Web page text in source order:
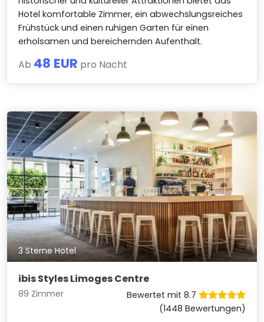
Hotel komfortable Zimmer, ein abwechslungsreiches
Frühstück und einen ruhigen Garten für einen
erholsamen und bereichernden Aufenthalt.
Ab 48 EUR pro Nacht
3 Sterne Hotel
ibis Styles Limoges Centre
89 Zimmer
Bewertet mit 8.7
(1448 Bewertungen)